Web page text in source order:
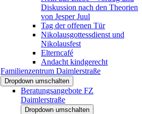
Diskussion nach den Theorien
von Jesper Juul
Tag der offenen Tür
Nikolausgottessdienst und
Nikolausfest
Elterncafé
Andacht kindgerecht
Familienzentrum Daimlerstraße
Dropdown umschalten
Beratungsangebote FZ
Daimlerstraße
Dropdown umschalten